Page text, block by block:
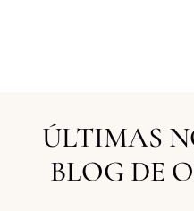
ÚLTIMAS
BLOG DE